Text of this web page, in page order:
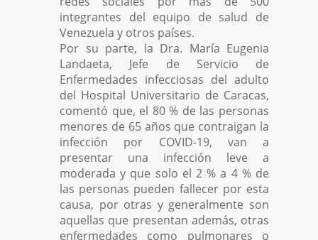
integrantes del equipo de salud de
Venezuela y otros países.
Por su parte, la Dra. María Eugenia
Landaeta, Jefe de Servicio de
Enfermedades infecciosas del adulto
del Hospital Universitario de Caracas,
comentó que, el 80 % de las personas
menores de 65 años que contraigan la
infección por COVID-19, van a
presentar una infección leve a
moderada y que solo el 2 % a 4 % de
las personas pueden fallecer por esta
causa, por otras y generalmente son
aquellas que presentan además, otras
enfermedades como pulmonares o